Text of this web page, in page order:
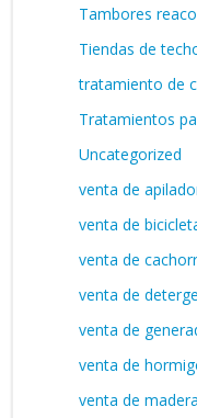
Tambores
Tiendas de
tratamiento de
Tratamientos
Uncategorized
venta de
venta de
venta de
venta de
venta de
venta de
venta de